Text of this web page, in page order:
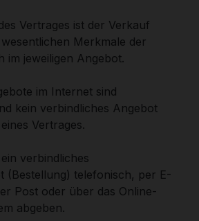
Vertrages ist der Verkauf
Merkmale der
im jeweiligen Angebot.
im Internet sind
kein verbindliches Angebot
Vertrages.
verbindliches
(Bestellung) telefonisch, per E-
Post oder über das Online-
abgeben.